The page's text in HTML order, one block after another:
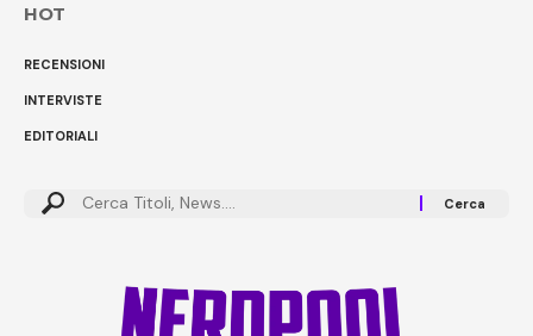
HOT
RECENSIONI
INTERVISTE
EDITORIALI
Cerca: